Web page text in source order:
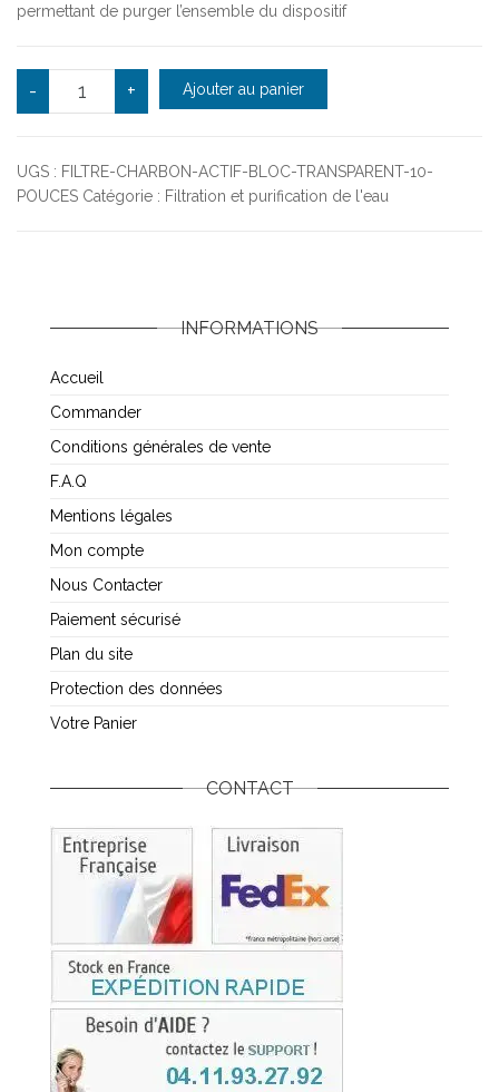
permettant de purger l’ensemble du dispositif
- quantité de Filtration charbon actif bloc 10'' 10
+ Ajouter au panier
UGS : FILTRE-CHARBON-ACTIF-BLOC-TRANSPARENT-10-
POUCES Catégorie : Filtration et purification de l'eau
INFORMATIONS
Accueil
Commander
Conditions générales de vente
F.A.Q
Mentions légales
Mon compte
Nous Contacter
Paiement sécurisé
Plan du site
Protection des données
Votre Panier
CONTACT